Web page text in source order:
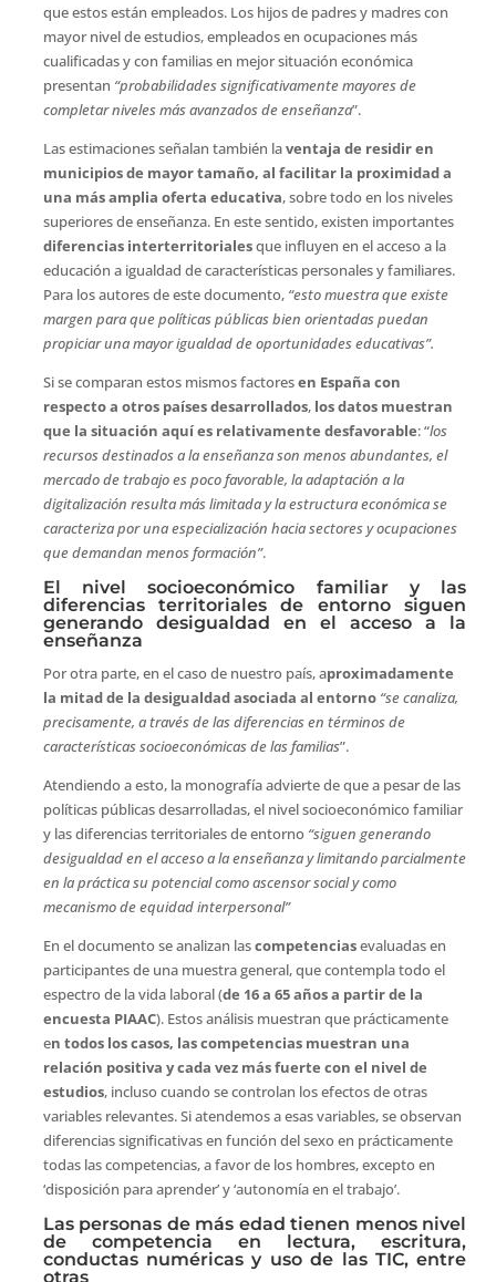
que estos están empleados. Los hijos de padres y madres con
mayor nivel de estudios, empleados en ocupaciones más
cualificadas y con familias en mejor situación económica
presentan “probabilidades significativamente mayores de
completar niveles más avanzados de enseñanza”.
Las estimaciones señalan también laventaja de residir en
municipios de mayor tamaño, al facilitar la proximidad a
una más amplia oferta educativa, sobre todo en los niveles
superiores de enseñanza. En este sentido, existen importantes
diferencias interterritorialesque influyen en el acceso a la
educación a igualdad de características personales y familiares.
Para los autores de este documento, “esto muestra que existe
margen para que políticas públicas bien orientadas puedan
propiciar una mayor igualdad de oportunidades educativas”.
Si se comparan estos mismos factoresen España con
respecto a otros países desarrollados,los datos muestran
que la situación aquí es relativamente desfavorable: “los
recursos destinados a la enseñanza son menos abundantes, el
mercado de trabajo es poco favorable, la adaptación a la
digitalización resulta más limitada y la estructura económica se
caracteriza por una especialización hacia sectores y ocupaciones
que demandan menos formación”.
El nivel socioeconómico familiar y las
diferencias territoriales de entorno siguen
generando desigualdad en el acceso a la
enseñanza
Por otra parte, en el caso de nuestro país, aproximadamente
la mitad de la desigualdad asociada al entorno “se canaliza,
precisamente, a través de las diferencias en términos de
características socioeconómicas de las familias”.
Atendiendo a esto, la monografía advierte de que a pesar de las
políticas públicas desarrolladas, el nivel socioeconómico familiar
y las diferencias territoriales de entorno “siguen generando
desigualdad en el acceso a la enseñanza y limitando parcialmente
en la práctica su potencial como ascensor social y como
mecanismo de equidad interpersonal”
En el documento se analizan lascompetenciasevaluadas en
participantes de una muestra general, que contempla todo el
espectro de la vida laboral (de 16 a 65 años a partir de la
encuesta PIAAC). Estos análisis muestran que prácticamente
en todos los casos, las competencias muestran una
relación positiva y cada vez más fuerte con el nivel de
estudios, incluso cuando se controlan los efectos de otras
variables relevantes. Si atendemos a esas variables, se observan
diferencias significativas en función del sexo en prácticamente
todas las competencias, a favor de los hombres, excepto en
‘disposición para aprender’ y ‘autonomía en el trabajo’.
Las personas de más edad tienen menos nivel
de competencia en lectura, escritura,
conductas numéricas y uso de las TIC, entre
otras